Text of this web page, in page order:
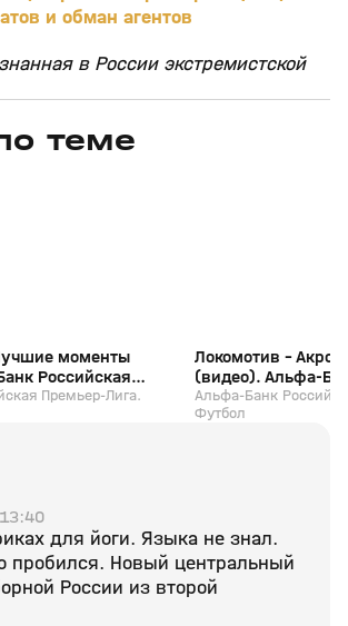
и обман агентов
в России экстремистской
теме
моменты
Российская
Премьер-Лига.
Локомотив -
(видео). Альфа-
Премьер-Лига.
Альфа-Банк
Футбол
для йоги. Языка не знал.
пробился. Новый центральный
России из второй